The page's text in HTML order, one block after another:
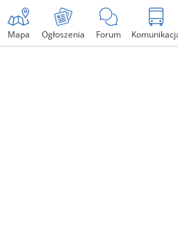
Mapa Ogłoszenia Forum